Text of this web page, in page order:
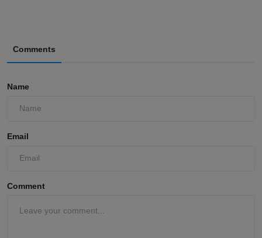
Comments
Name
Email
Comment